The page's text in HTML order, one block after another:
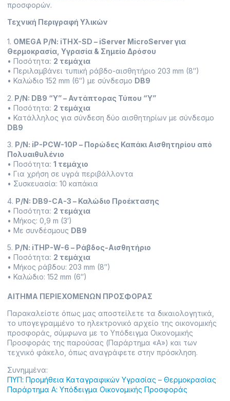
προσφορών.
Τεχνική Περιγραφή Υλικών
1. OMEGA P/N: iTHX-SD – iServer MicroServer για
Θερμοκρασία, Υγρασία & Σημείο Δρόσου
• Ποσότητα: 2 τεμάχια
• Περιλαμβάνει τυπική ράβδο-αισθητήριο 203 mm (8″)
• Καλώδιο 152 mm (6″) με σύνδεσμο DB9
2. P/N: DB9 “Y” – Αντάπτορας Τύπου “Υ”
• Ποσότητα: 2 τεμάχια
• Κατάλληλος για σύνδεση δύο αισθητηρίων με σύνδεσμο
DB9
3. P/N: iP-PCW-10P – Πορώδες Καπάκι Αισθητηρίου από
Πολυαιθυλένιο
• Ποσότητα: 1 τεμάχιο
• Για χρήση σε υγρά περιβάλλοντα
• Συσκευασία: 10 καπάκια
4. P/N: DB9-CA-3 – Καλώδιο Προέκτασης
• Ποσότητα: 2 τεμάχια
• Μήκος: 0,9 m (3′)
• Με συνδέσμους DB9
5. P/N: iTHP-W-6 – Ράβδος-Αισθητήριο
• Ποσότητα: 2 τεμάχια
• Μήκος ράβδου: 203 mm (8″)
• Καλώδιο: 152 mm (6″)
ΑΙΤΗΜΑ ΠΕΡΙΕΧΟΜΕΝΩΝ ΠΡΟΣΦΟΡΑΣ
Παρακαλείστε όπως μας αποστείλετε τα δικαιολογητικά,
το υπογεγραμμένο το ηλεκτρονικό αρχείο της οικονομικής
προσφοράς, σύμφωνα με το Υπόδειγμα Οικονομικής
Προσφοράς της παρούσας (Παράρτημα «Α») και των
τεχνικό φάκελο, όπως αναγράφετε στην πρόσκληση.
Συνημμένα:
ΠΥΠ: Προμήθεια Καταγραφικών Υγρασίας – Θερμοκρασίας
Παράρτημα Α: Υπόδειγμα Οικονομικής Προσφοράς